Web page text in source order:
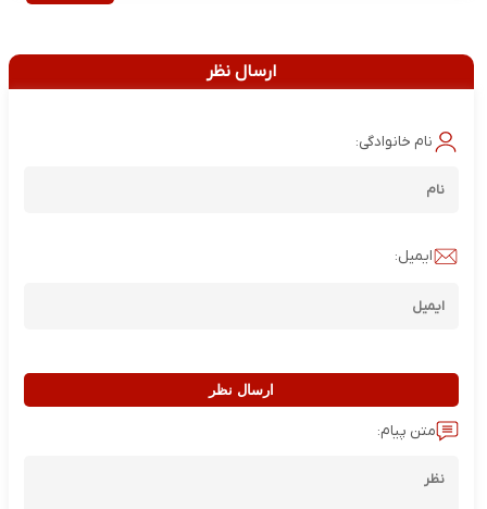
ارسال نظر
نام خانوادگی:
ایمیل:
ارسال نظر
متن پیام: